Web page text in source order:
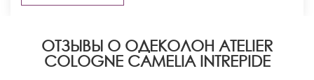
ОТЗЫВЫ О ОДЕКОЛОН ATELIER
COLOGNE CAMELIA INTREPIDE